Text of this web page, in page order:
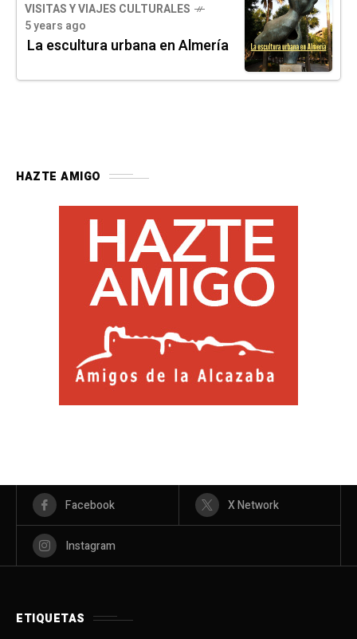
VISITAS Y VIAJES CULTURALES
5 years ago
La escultura urbana en Almería
HAZTE AMIGO
Facebook X Network
Instagram
ETIQUETAS